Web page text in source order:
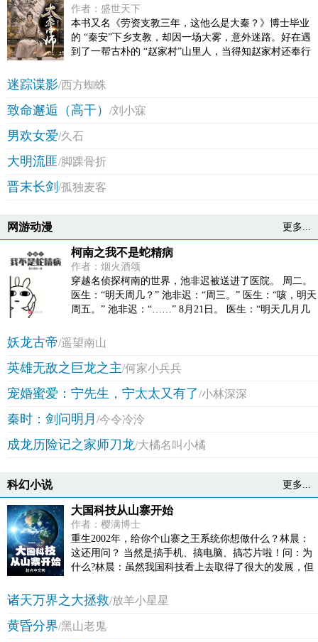
作者：盛世天下
本书又名《劳资支教三年，这他么是大秦？》博士毕业
的 “秦安”下乡支教，却因一场大雾，意外迷路。好在遇
到了一帮古朴的 “赵家村”山里人，当得知赵家村还奉行
安顿时决定，要改变赵家村，让村里人过上好......日子。
粮种……但是，秦安不知道，这个村子的村长是秦始
恬……就连村子的洗碗工都是胡亥！ 三年后，得知真相
！【展开】【收起】
迷踪谍影/西方蜘蛛
致命邂逅（高干） /刘小寐
男欢女爱/久石
大明流匪/脚踝骨折
晋末长剑 /孤独麦客
网游动漫 更多...
柯南之我不是蛇精病
作者：烟火酒颂
穿越名侦探柯南的世界，池非迟被送进了医院。 周二。
医生：“明天周几？” 池非迟：“周三。” 医生：“咳，明天
周五。” 池非迟：“……” 8月21日。 医生：“明天几月几
池非迟：“……” 当所有人都认为混乱的时间是正确的，
类，就是病人！ 一入病院深似海，此生痊愈不可能。 池
妖龙古帝/遥望南山
英雄无敌之巨龙之主/何家小兵兵
宠婚蜜爱：宁先生，宁太太又有了/小林深深
秦时：剑问明月 /今令冷泠
成龙历险记之家师刀龙/大橘名叫小橘
科幻小说 更多...
大国科技从山寨开始
作者：樱满博士
重生2002年，给你个山寨之王系统你想做什么？林晨：
这还用问？ 当然是搞手机、搞电脑、搞芯片啦！问：为
什么?林晨：虽然我国科技看上去取得了很大的发展，但
且最愤怒的是他们还禁止我们进场参赛，也不让我们使
用他们的产品！ 要是我在02年有山寨系统，那肯定趁着
他们根基还不太深厚打垮他，让他们体会一下我们曾经
诸天万界之大拯救/放羊小星星
黄昏分界/黑山老鬼